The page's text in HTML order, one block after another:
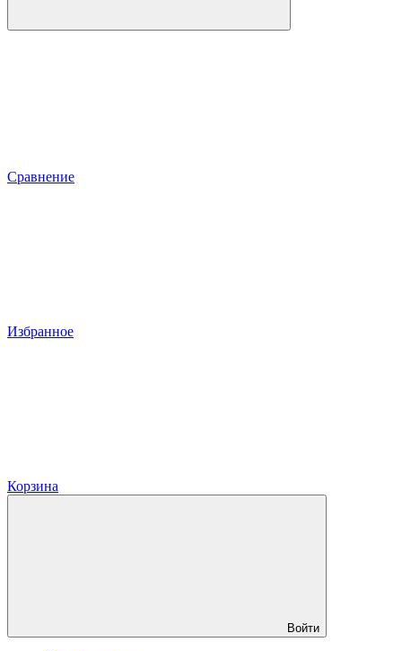
Сравнение
Избранное
Корзина
Войти